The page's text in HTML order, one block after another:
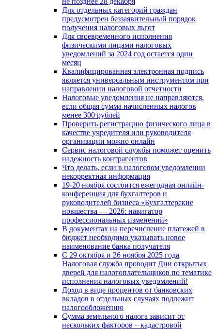
Для отдельных категорий граждан
предусмотрен беззаявительный порядок
получения налоговых льгот
Для своевременного исполнения
физическими лицами налоговых
уведомлений за 2024 год остается один
месяц
Квалифицированная электронная подпись
является универсальным инструментом при
направлении налоговой отчетности
Налоговые уведомления не направляются,
если общая сумма начисленных налогов
менее 300 рублей
Проверить регистрацию физического лица в
качестве учредителя или руководителя
организации можно онлайн
Сервис налоговой службы поможет оценить
надежность контрагентов
Что делать, если в налоговом уведомлении
некорректная информация
19-20 ноября состоится ежегодная онлайн-
конференция для бухгалтеров и
руководителей бизнеса «Бухгалтерские
новшества — 2026: навигатор
профессиональных изменений»
В документах на перечисление платежей в
бюджет необходимо указывать новое
наименование банка получателя
С 29 октября и 26 ноября 2025 года
Налоговая служба проводит Дни открытых
дверей для налогоплательщиков по тематике
исполнения налоговых уведомлений!
Доход в виде процентов от банковских
вкладов в отдельных случаях подлежит
налогообложению
Сумма земельного налога зависит от
нескольких факторов – кадастровой